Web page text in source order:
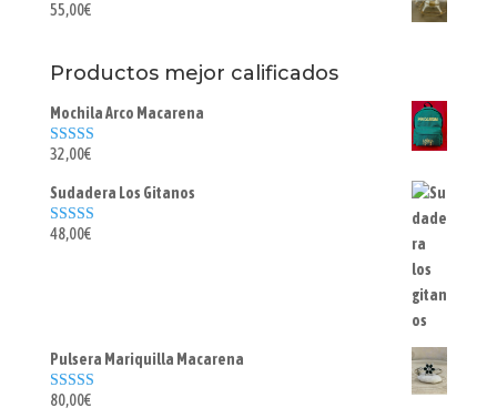
55,00€
Productos mejor calificados
Mochila Arco Macarena
Valorado con
32,00€
Sudadera Los Gitanos
Valorado con
48,00€
Pulsera Mariquilla Macarena
Valorado con
80,00€